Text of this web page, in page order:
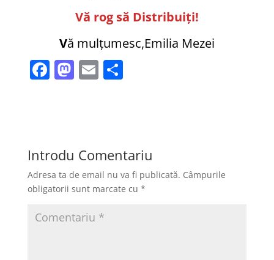
Vă rog să Distribuiți!
Vă mulțumesc,Emilia Mezei
F
b
o
o
M
d
o
n
E P
a
z
ă
Introdu Comentariu
Adresa ta de email nu va fi publicată. Câmpurile
obligatorii sunt marcate cu *